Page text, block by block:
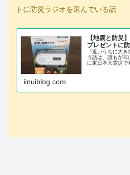
トに防災ラジオを選んでいる話
【地震と防災
プレゼントに
「近いうちに大
う話は、誰もが
に東日本大震災で
iinuiblog.com